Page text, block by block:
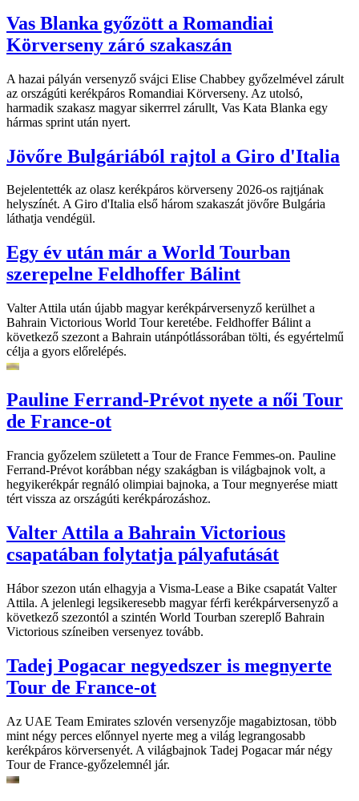
Vas Blanka győzött a Romandiai
Körverseny záró szakaszán
A hazai pályán versenyző svájci Elise Chabbey győzelmével zárult
az országúti kerékpáros Romandiai Körverseny. Az utolsó,
harmadik szakasz magyar sikerrrel zárullt, Vas Kata Blanka egy
hármas sprint után nyert.
Jövőre Bulgáriából rajtol a Giro d'Italia
Bejelentették az olasz kerékpáros körverseny 2026-os rajtjának
helyszínét. A Giro d'Italia első három szakaszát jövőre Bulgária
láthatja vendégül.
Egy év után már a World Tourban
szerepelne Feldhoffer Bálint
Valter Attila után újabb magyar kerékpárversenyző kerülhet a
Bahrain Victorious World Tour keretébe. Feldhoffer Bálint a
következő szezont a Bahrain utánpótlássorában tölti, és egyértelmű
célja a gyors előrelépés.
Pauline Ferrand-Prévot nyete a női Tour
de France-ot
Francia győzelem született a Tour de France Femmes-on. Pauline
Ferrand-Prévot korábban négy szakágban is világbajnok volt, a
hegyikerékpár regnáló olimpiai bajnoka, a Tour megnyerése miatt
tért vissza az országúti kerékpározáshoz.
Valter Attila a Bahrain Victorious
csapatában folytatja pályafutását
Hábor szezon után elhagyja a Visma-Lease a Bike csapatát Valter
Attila. A jelenlegi legsikeresebb magyar férfi kerékpárversenyző a
következő szezontól a szintén World Tourban szereplő Bahrain
Victorious színeiben versenyez tovább.
Tadej Pogacar negyedszer is megnyerte
Tour de France-ot
Az UAE Team Emirates szlovén versenyzője magabiztosan, több
mint négy perces előnnyel nyerte meg a világ legrangosabb
kerékpáros körversenyét. A világbajnok Tadej Pogacar már négy
Tour de France-győzelemnél jár.